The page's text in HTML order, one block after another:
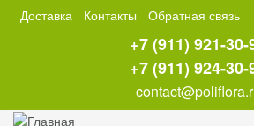
Перейти
Доставка Контакты Обратная связь
+7 (911) 921-30-
+7 (911) 924-30-